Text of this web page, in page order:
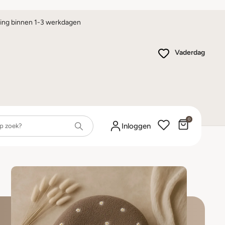
binnen 1-3 werkdagen
Vaderdag
Inloggen
0